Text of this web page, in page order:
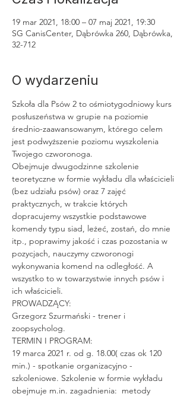
19 mar 2021, 18:00 – 07 maj 2021, 19:30
SG CanisCenter, Dąbrówka 260, Dąbrówka,
32-712
O wydarzeniu
Szkoła dla Psów 2 to ośmiotygodniowy kurs
posłuszeństwa w grupie na poziomie
średnio-zaawansowanym, którego celem
jest podwyższenie poziomu wyszkolenia
Twojego czworonoga.
Obejmuje dwugodzinne szkolenie
teoretyczne w formie wykładu dla właścicieli
(bez udziału psów) oraz 7 zajęć
praktycznych, w trakcie których
dopracujemy wszystkie podstawowe
komendy typu siad, leżeć, zostań, do mnie
itp., poprawimy jakość i czas pozostania w
pozycjach, nauczymy czworonogi
wykonywania komend na odległość. A
wszystko to w towarzystwie innych psów i
ich właścicieli.
PROWADZĄCY:
Grzegorz Szurmański - trener i
zoopsycholog.
TERMIN I PROGRAM:
19 marca 2021 r. od g. 18.00( czas ok 120
min.) - spotkanie organizacyjno -
szkoleniowe. Szkolenie w formie wykładu
obejmuje m.in. zagadnienia:  metody